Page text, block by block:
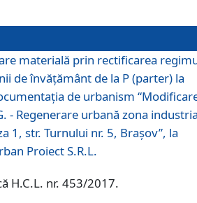
materială prin rectificarea
de învăţământ de la P (parter) la
de urbanism
- Regenerare urbană zona
1, str. Turnului nr. 5, Braşov”, la
Proiect S.R.L.
H.C.L. nr. 453/2017.